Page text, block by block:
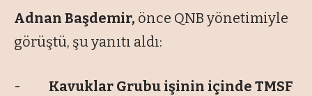
Adnan Başdemir, önce QNB yönetimiyle
görüştü, şu yanıtı aldı:
- Kavuklar Grubu işinin içinde TMSF